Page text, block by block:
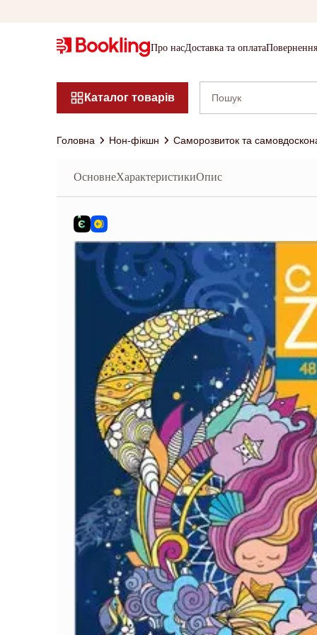
Про насДоставка та оплата
Каталог товарів
Головна Нон-фікшн Саморозвиток та
ОсновнеХарактеристикиОпис